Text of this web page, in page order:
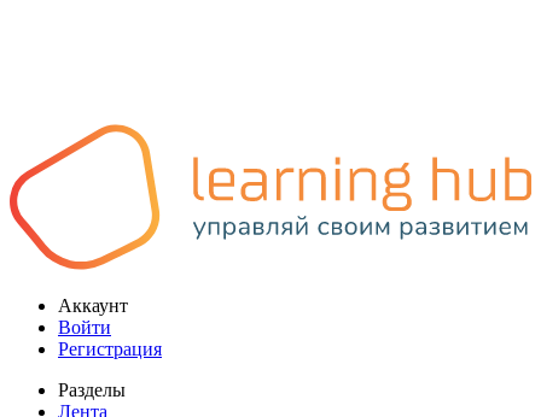
Аккаунт
Войти
Регистрация
Разделы
Лента